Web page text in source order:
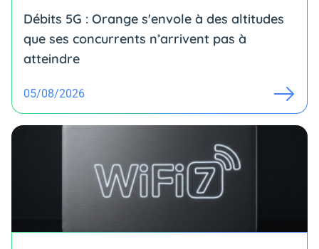
Débits 5G : Orange s'envole à des altitudes
que ses concurrents n’arrivent pas à
atteindre
05/08/2026